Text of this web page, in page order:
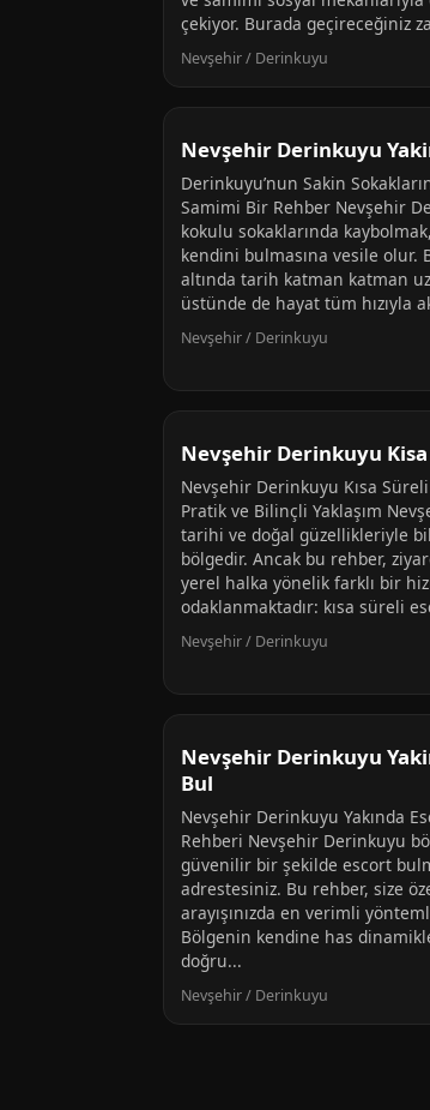
çekiyor. Burada geçireceğiniz
Nevşehir / Derinkuyu
Nevşehir Derinkuyu
Derinkuyu’nun Sakin
Samimi Bir Rehber Nevşehir
kokulu sokaklarında
kendini bulmasına vesile olur.
altında tarih katman katman
üstünde de hayat tüm hızıyla
Nevşehir / Derinkuyu
Nevşehir Derinkuyu
Nevşehir Derinkuyu Kısa
Pratik ve Bilinçli Yaklaşım
tarihi ve doğal güzellikleriyle
bölgedir. Ancak bu rehber,
yerel halka yönelik farklı bir
odaklanmaktadır: kısa süreli
Nevşehir / Derinkuyu
Nevşehir Derinkuyu
Bul
Nevşehir Derinkuyu Yakında
Rehberi Nevşehir Derinkuyu
güvenilir bir şekilde escort
adrestesiniz. Bu rehber, size
arayışınızda en verimli
Bölgenin kendine has
doğru...
Nevşehir / Derinkuyu